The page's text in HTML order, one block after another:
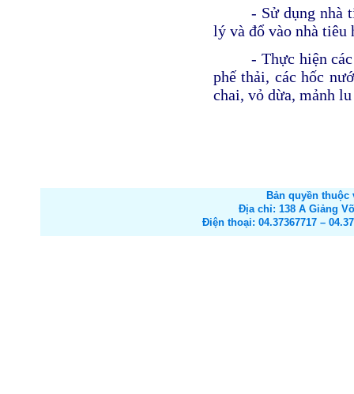
- Sử dụng nhà
lý và đổ vào nhà tiêu
- Thực hiện
phế thải, các hốc
chai, vỏ dừa, mảnh
Bản quyền thuộc
Địa chỉ: 138 A Giảng
Điện thoại: 04.37367717 –